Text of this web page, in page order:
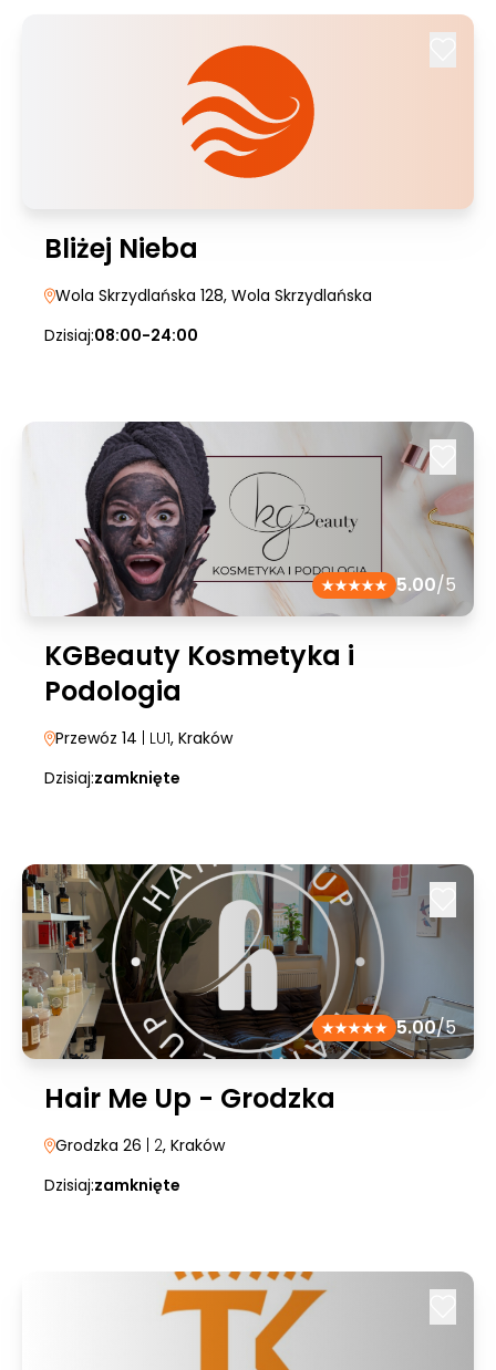
Bliżej Nieba
Wola Skrzydlańska 128, Wola Skrzydlańska
Dzisiaj:08:00-24:00
5.00/5
KGBeauty Kosmetyka i
Podologia
Przewóz 14 | LU1, Kraków
Dzisiaj:zamknięte
5.00/5
Hair Me Up - Grodzka
Grodzka 26 | 2, Kraków
Dzisiaj:zamknięte